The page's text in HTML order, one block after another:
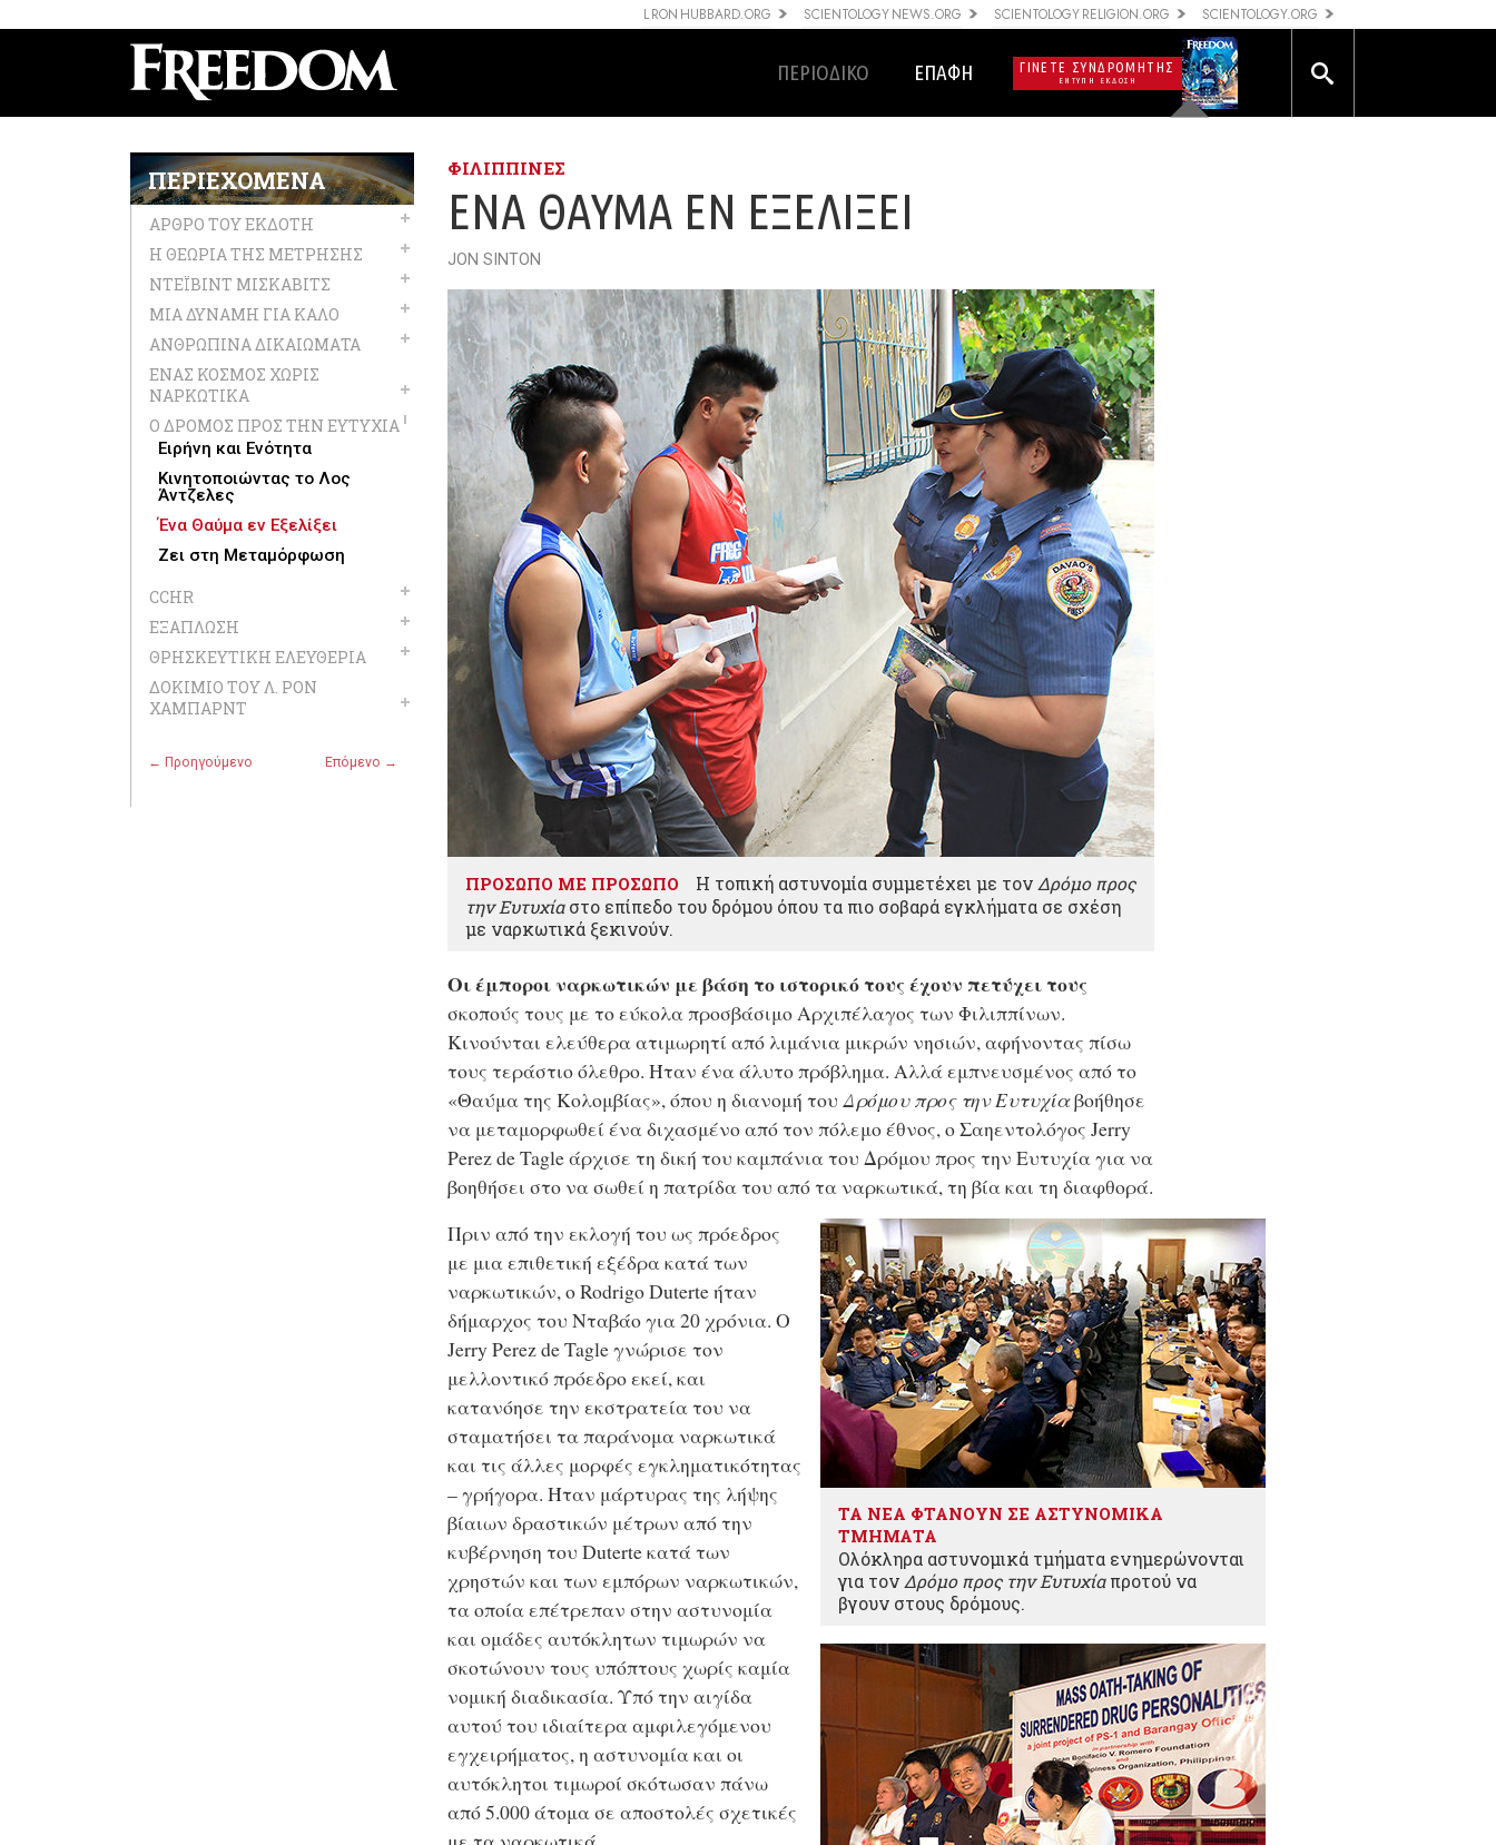
L RON HUBBARD.ORG SCIENTOLOGY NEWS.ORG SCIENTOLOGY RELIGION.ORG SCIENTOLOGY.ORG
ΠΕΡΙΟΔΙΚΟ ΕΠΑΦΗ ΓΙΝΕΤΕ ΣΥΝΔΡΟΜΗΤΗΣ
ΕΝΤΥΠΗ ΕΚΔΟΣΗ
ΠΕΡΙΕΧΌΜΕΝΑ
ΆΡΘΡΟ ΤΟΥ ΕΚΔΌΤΗ
Η ΘΕΩΡΊΑ ΤΗΣ ΜΈΤΡΗΣΗΣ
ΝΤΈΙΒΙΝΤ ΜΙΣΚΆΒΙΤΣ
ΜΙΑ ΔΎΝΑΜΗ ΓΙΑ ΚΑΛΌ
ΑΝΘΡΏΠΙΝΑ ΔΙΚΑΙΏΜΑΤΑ
ΈΝΑΣ ΚΌΣΜΟΣ ΧΩΡΊΣ
ΝΑΡΚΩΤΙΚΆ
Ο ΔΡΌΜΟΣ ΠΡΟΣ ΤΗΝ ΕΥΤΥΧΊΑ
Ειρήνη και Ενότητα
Κινητοποιώντας το Λος
Άντζελες
Ένα Θαύμα εν Εξελίξει
Ζει στη Μεταμόρφωση
CCHR
ΕΞΆΠΛΩΣΗ
ΘΡΗΣΚΕΥΤΙΚΉ ΕΛΕΥΘΕΡΊΑ
ΔΟΚΊΜΙΟ ΤΟΥ Λ. ΡΟΝ
ΧΆΜΠΑΡΝΤ
← Προηγούμενο Επόμενο →
ΦΙΛΙΠΠΙΝΕΣ
ΈΝΑ ΘΑΎΜΑ ΕΝ ΕΞΕΛΊΞΕΙ
JON SINTON
ΠΡΟΣΩΠΟ ΜΕ ΠΡΟΣΩΠΟ Η τοπική αστυνομία συμμετέχει με τον Δρόμο προς
την Ευτυχίαστο επίπεδο του δρόμου όπου τα πιο σοβαρά εγκλήματα σε σχέση
με ναρκωτικά ξεκινούν.
Οι έμποροι ναρκωτικών με βάση το ιστορικό τους έχουν πετύχει τους
σκοπούς τους με το εύκολα προσβάσιμο Αρχιπέλαγος των Φιλιππίνων.
Κινούνται ελεύθερα ατιμωρητί από λιμάνια μικρών νησιών, αφήνοντας πίσω
τους τεράστιο όλεθρο. Ήταν ένα άλυτο πρόβλημα. Αλλά εμπνευσμένος από το
«Θαύμα της Κολομβίας», όπου η διανομή του Δρόμου προς την Ευτυχίαβοήθησε
να μεταμορφωθεί ένα διχασμένο από τον πόλεμο έθνος, ο Σαηεντολόγος Jerry
Perez de Tagle άρχισε τη δική του καμπάνια του Δρόμου προς την Ευτυχία για να
βοηθήσει στο να σωθεί η πατρίδα του από τα ναρκωτικά, τη βία και τη διαφθορά.
ΤΑ ΝΕΑ ΦΤΑΝΟΥΝ ΣΕ ΑΣΤΥΝΟΜΙΚΑ
ΤΜΗΜΑΤΑ
Ολόκληρα αστυνομικά τμήματα ενημερώνονται
για τον Δρόμο προς την Ευτυχίαπροτού να
βγουν στους δρόμους.
Πριν από την εκλογή του ως πρόεδρος
με μια επιθετική εξέδρα κατά των
ναρκωτικών, ο Rodrigo Duterte ήταν
δήμαρχος του Νταβάο για 20 χρόνια. Ο
Jerry Perez de Tagle γνώρισε τον
μελλοντικό πρόεδρο εκεί, και
κατανόησε την εκστρατεία του να
σταματήσει τα παράνομα ναρκωτικά
και τις άλλες μορφές εγκληματικότητας
– γρήγορα. Ήταν μάρτυρας της λήψης
βίαιων δραστικών μέτρων από την
κυβέρνηση του Duterte κατά των
χρηστών και των εμπόρων ναρκωτικών,
τα οποία επέτρεπαν στην αστυνομία
και ομάδες αυτόκλητων τιμωρών να
σκοτώνουν τους υπόπτους χωρίς καμία
νομική διαδικασία. Υπό την αιγίδα
αυτού του ιδιαίτερα αμφιλεγόμενου
εγχειρήματος, η αστυνομία και οι
αυτόκλητοι τιμωροί σκότωσαν πάνω
από 5.000 άτομα σε αποστολές σχετικές